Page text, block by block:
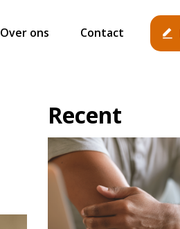
Over ons Contact
Recent